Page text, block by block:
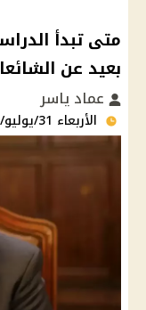
متى تبدأ
بعيد عن
عماد ياسر
الأربعاء 31/يوليو/2024 - 06:12 م